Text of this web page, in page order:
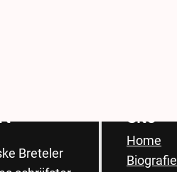
Breteler
Site
Home
Biografie